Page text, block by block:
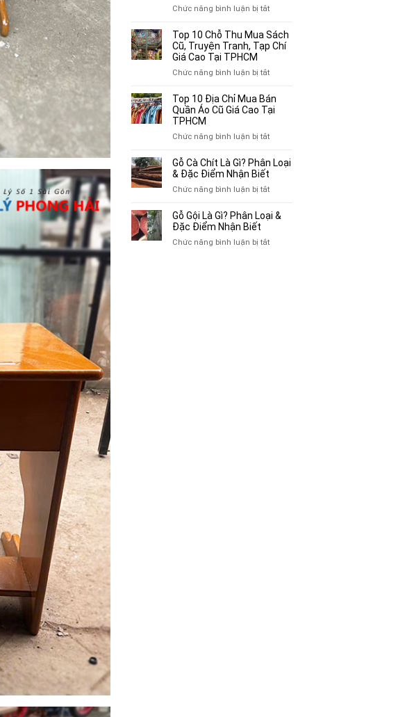
Chức năng bình luận bị tắtở
4
Địa
Xe
Ba
Cũ,
Lôi
Cũ
Tại
Top 10 Chỗ Thu Mua Sách
Cũ, Truyện Tranh, Tạp Chí
Giá Cao Tại TPHCM
Chức năng bình luận bị tắtở
10
Chỗ
Truyện
Tranh,
Tạp
Giá
Tại
Top 10 Địa Chỉ Mua Bán
Quần Áo Cũ Giá Cao Tại
TPHCM
Chức năng bình luận bị tắtở
10
Địa
Mua
Quần
Cũ
Gỗ Cà Chít Là Gì? Phân Loại
& Đặc Điểm Nhận Biết
Chức năng bình luận bị tắtở
Cà
Gì?
Gỗ Gội Là Gì? Phân Loại &
Đặc Điểm Nhận Biết
Chức năng bình luận bị tắtở